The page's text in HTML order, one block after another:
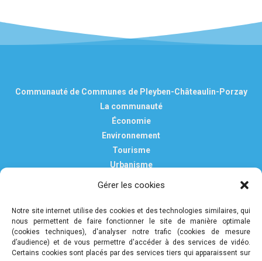
Gérer les cookies
Notre site internet utilise des cookies et des technologies similaires, qui
nous permettent de faire fonctionner le site de manière optimale
(cookies techniques), d'analyser notre trafic (cookies de mesure
d’audience) et de vous permettre d'accéder à des services de vidéo.
Certains cookies sont placés par des services tiers qui apparaissent sur
Communauté de Communes de Pleyben-Châteaulin-Porzay
La communauté
Économie
Environnement
Tourisme
Urbanisme
Mentions légales
Politique de confidentialité et de protection des données
personnelles